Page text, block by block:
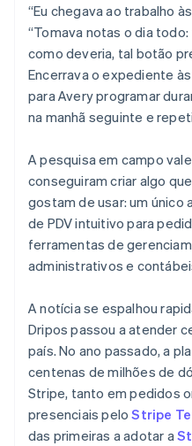
“Eu chegava ao trabalho
“Tomava notas o dia
como deveria, tal botão
Encerrava o expediente
para Avery programar
na manhã seguinte e
A pesquisa em campo
conseguiram criar algo
gostam de usar: um único
de PDV intuitivo para
ferramentas de
administrativos e
A notícia se espalhou
Dripos passou a atender
país. No ano passado, a
centenas de milhões de
Stripe, tanto em pedidos
presenciais peloStripe
das primeiras a adotar a